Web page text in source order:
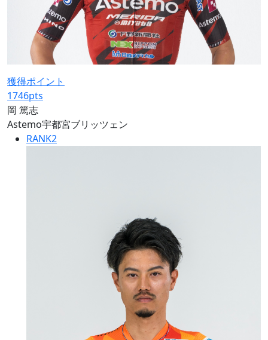
獲得ポイント
1746pts
岡 篤志
Astemo宇都宮ブリッツェン
RANK2